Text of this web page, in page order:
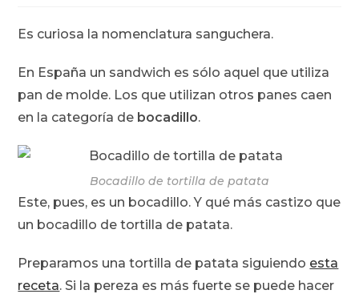
entrada:
Es curiosa la nomenclatura sanguchera.
En España un sandwich es sólo aquel que utiliza
pan de molde. Los que utilizan otros panes caen
en la categoría de bocadillo.
Bocadillo de tortilla de patata
Este, pues, es un bocadillo. Y qué más castizo que
un bocadillo de tortilla de patata.
Preparamos una tortilla de patata siguiendo esta
receta. Si la pereza es más fuerte se puede hacer